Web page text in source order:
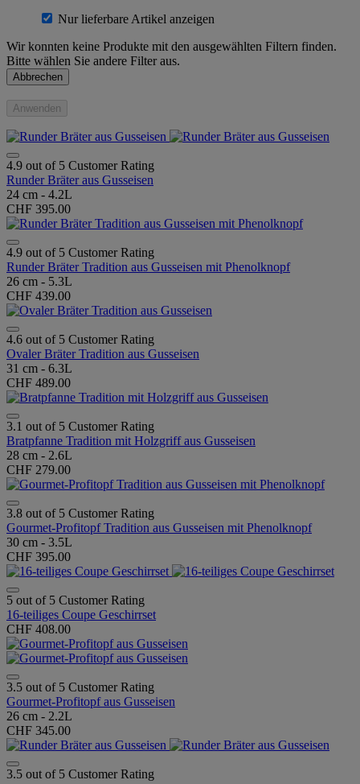
Nur lieferbare Artikel anzeigen
Wir konnten keine Produkte mit den ausgewählten Filtern finden.
Bitte wählen Sie andere Filter aus.
Abbrechen
Anwenden
4.9 out of 5 Customer Rating
Runder Bräter aus Gusseisen
24 cm - 4.2L
CHF 395.00
4.9 out of 5 Customer Rating
Runder Bräter Tradition aus Gusseisen mit Phenolknopf
26 cm - 5.3L
CHF 439.00
4.6 out of 5 Customer Rating
Ovaler Bräter Tradition aus Gusseisen
31 cm - 6.3L
CHF 489.00
3.1 out of 5 Customer Rating
Bratpfanne Tradition mit Holzgriff aus Gusseisen
28 cm - 2.6L
CHF 279.00
3.8 out of 5 Customer Rating
Gourmet-Profitopf Tradition aus Gusseisen mit Phenolknopf
30 cm - 3.5L
CHF 395.00
5 out of 5 Customer Rating
16-teiliges Coupe Geschirrset
CHF 408.00
3.5 out of 5 Customer Rating
Gourmet-Profitopf aus Gusseisen
26 cm - 2.2L
CHF 345.00
3.5 out of 5 Customer Rating